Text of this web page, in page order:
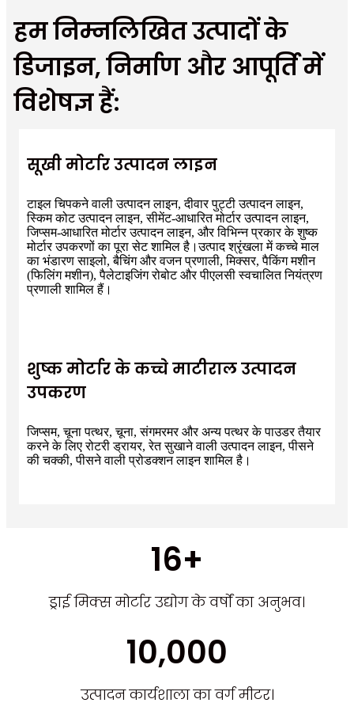
हम निम्नलिखित उत्पादों के
डिजाइन, निर्माण और आपूर्ति में
विशेषज्ञ हैं:
सूखी मोर्टार उत्पादन लाइन
टाइल चिपकने वाली उत्पादन लाइन, दीवार पुट्टी उत्पादन लाइन,
स्किम कोट उत्पादन लाइन, सीमेंट-आधारित मोर्टार उत्पादन लाइन,
जिप्सम-आधारित मोर्टार उत्पादन लाइन, और विभिन्न प्रकार के शुष्क
मोर्टार उपकरणों का पूरा सेट शामिल है।उत्पाद श्रृंखला में कच्चे माल
का भंडारण साइलो, बैचिंग और वजन प्रणाली, मिक्सर, पैकिंग मशीन
(फिलिंग मशीन), पैलेटाइजिंग रोबोट और पीएलसी स्वचालित नियंत्रण
प्रणाली शामिल हैं।
शुष्क मोर्टार के कच्चे माटीराल उत्पादन
उपकरण
जिप्सम, चूना पत्थर, चूना, संगमरमर और अन्य पत्थर के पाउडर तैयार
करने के लिए रोटरी ड्रायर, रेत सुखाने वाली उत्पादन लाइन, पीसने
की चक्की, पीसने वाली प्रोडक्शन लाइन शामिल है।
16+
ड्राई मिक्स मोर्टार उद्योग के वर्षों का अनुभव।
10,000
उत्पादन कार्यशाला का वर्ग मीटर।